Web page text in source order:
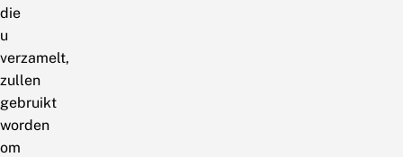
die
u
verzamelt,
zullen
gebruikt
worden
om